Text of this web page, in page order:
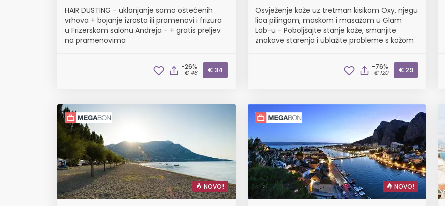
HAIR DUSTING - uklanjanje samo oštećenih
vrhova + bojanje izrasta ili pramenovi i frizura
u Frizerskom salonu Andreja - + gratis preljev
na pramenovima
-26%
€ 46 € 34
Osvježenje kože uz tretman kisikom Oxy, njegu
lica pilingom, maskom i masažom u Glam
Lab-u - Poboljšajte stanje kože, smanjite
znakove starenja i ublažite probleme s kožom
-76%
€ 120 € 29
NOVO! NOVO!